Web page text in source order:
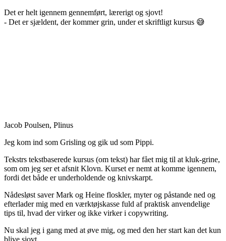
Det er helt igennem gennemført, lærerigt og sjovt!
- Det er sjældent, der kommer grin, under et skriftligt kursus 😅
Jacob Poulsen, Plinus
Jeg kom ind som Grisling og gik ud som Pippi.
Tekstrs tekstbaserede kursus (om tekst) har fået mig til at kluk-grine,
som om jeg ser et afsnit Klovn. Kurset er nemt at komme igennem,
fordi det både er underholdende og knivskarpt.
Nådesløst saver Mark og Heine floskler, myter og påstande ned og
efterlader mig med en værktøjskasse fuld af praktisk anvendelige
tips til, hvad der virker og ikke virker i copywriting.
Nu skal jeg i gang med at øve mig, og med den her start kan det kun
blive sjovt.